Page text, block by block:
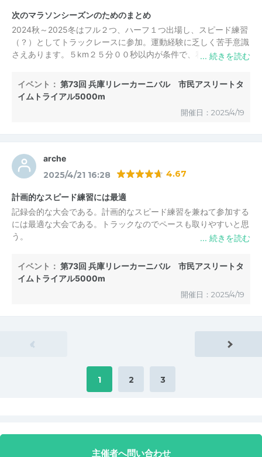
次のマラソンシーズンのためのまとめ
2024秋～2025冬はフル２つ、ハーフ１つ出場し、スピード練習
（？）としてトラックレースに参加。運動経験に乏しく苦手意識
さえあります。５km２５分００秒以内が条件で、私はクリアで
クリアできました。来年も出ようかな？ただ定員が１２０人で、
３月初旬にHPで案内されてすぐ枠が埋まってしまいます。早め
に！
イベント： 第73回 兵庫リレーカーニバル 市民アスリートタ
イムトライアル5000m
開催日：2025/4/19
arche
2025/4/21 16:28 4.67
計画的なスピード練習には最適
記録会的な大会である。計画的なスピード練習を兼ねて参加する
には最適な大会である。トラックなのでペースも取りやすいと思
う。
イベント： 第73回 兵庫リレーカーニバル 市民アスリートタ
イムトライアル5000m
開催日：2025/4/19
«
1 2 3
主催者へ問い合わせ